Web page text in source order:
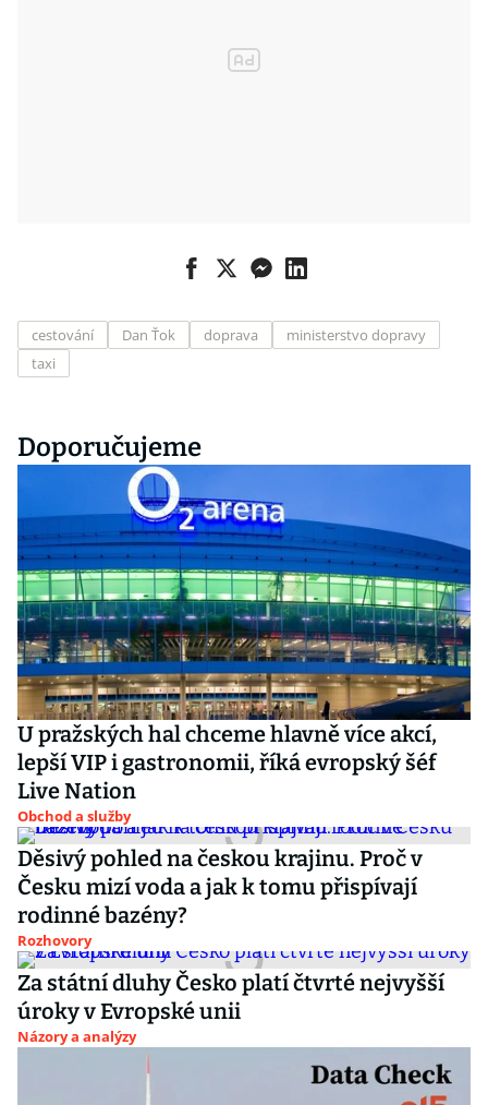
cestování Dan Ťok doprava
ministerstvo dopravy
taxi
Doporučujeme
U pražských hal chceme hlavně více akcí,
lepší VIP i gastronomii, říká evropský šéf
Live Nation
Obchod a služby
Děsivý pohled na českou krajinu. Proč v
Česku mizí voda a jak k tomu přispívají
rodinné bazény?
Rozhovory
Za státní dluhy Česko platí čtvrté nejvyšší
úroky v Evropské unii
Názory a analýzy